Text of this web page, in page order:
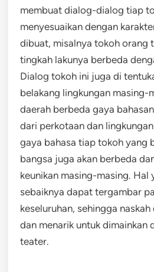
membuat dialog-dialog tiap
menyesuaikan dengan
dibuat, misalnya tokoh orang
tingkah lakunya berbeda
Dialog tokoh ini juga di
belakang lingkungan masing-
daerah berbeda gaya
dari perkotaan dan
gaya bahasa tiap tokoh yang
bangsa juga akan berbeda
keunikan masing-masing. Hal
sebaiknya dapat tergambar
keseluruhan, sehingga
dan menarik untuk dimainkan
teater.